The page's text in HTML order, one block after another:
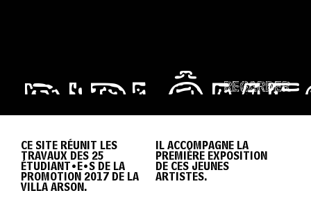
REGARDER
VILLA
CE SITE RÉUNIT LES
TRAVAUX DES 25
ÉTUDIANT•E•S DE LA
PROMOTION 2017 DE LA
VILLA ARSON.
IL ACCOMPAGNE LA
PREMIÈRE EXPOSITION
DE CES JEUNES
ARTISTES.